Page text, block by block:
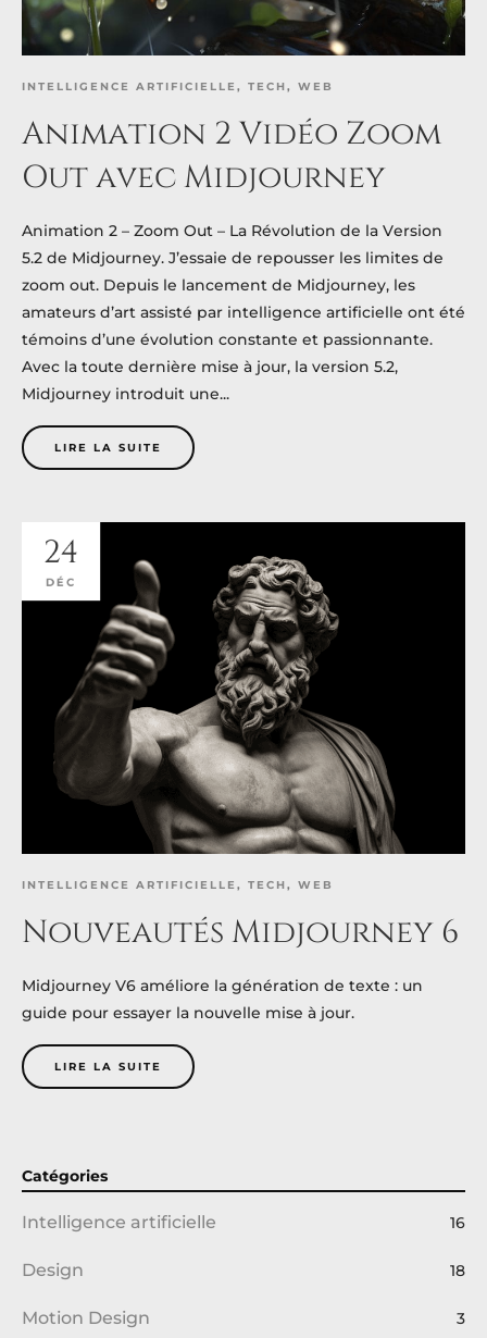
INTELLIGENCE ARTIFICIELLE, TECH, WEB
Animation 2 Vidéo Zoom
Out avec Midjourney
Animation 2 – Zoom Out – La Révolution de la Version
5.2 de Midjourney. J’essaie de repousser les limites de
zoom out. Depuis le lancement de Midjourney, les
amateurs d’art assisté par intelligence artificielle ont été
témoins d’une évolution constante et passionnante.
Avec la toute dernière mise à jour, la version 5.2,
Midjourney introduit une...
LIRE LA SUITE
24
DÉC
INTELLIGENCE ARTIFICIELLE, TECH, WEB
Nouveautés Midjourney 6
Midjourney V6 améliore la génération de texte : un
guide pour essayer la nouvelle mise à jour.
LIRE LA SUITE
Catégories
Intelligence artificielle 16
Design 18
Motion Design 3